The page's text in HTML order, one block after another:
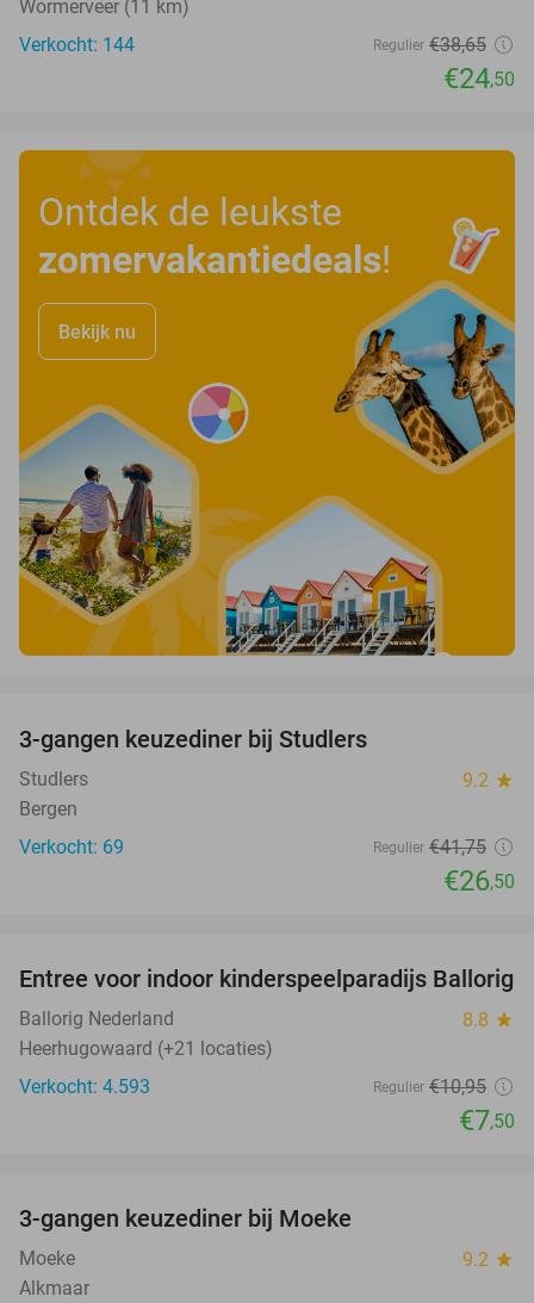
Wormerveer (11 km)
Verkocht: 144
Regulier €38,65
€24,50
Ontdek de leukste
zomervakantiedeals!
Bekijk nu
3-gangen keuzediner bij Studlers
Studlers 9.2 star
Bergen
Verkocht: 69
Regulier €41,75
€26,50
32%
Entree voor indoor kinderspeelparadijs Ballorig
Ballorig Nederland 8.8 star
Heerhugowaard (+21 locaties)
Verkocht: 4.593
Regulier €10,95
€7,50
3-gangen keuzediner bij Moeke
Moeke 9.2 star
Alkmaar